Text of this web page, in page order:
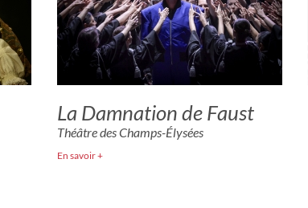
La Damnation de Faust
Théâtre des Champs-Élysées
En savoir +